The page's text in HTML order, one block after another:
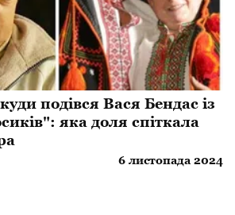
подівся Вася Бендас із
яка доля спіткала
6 листопада 2024